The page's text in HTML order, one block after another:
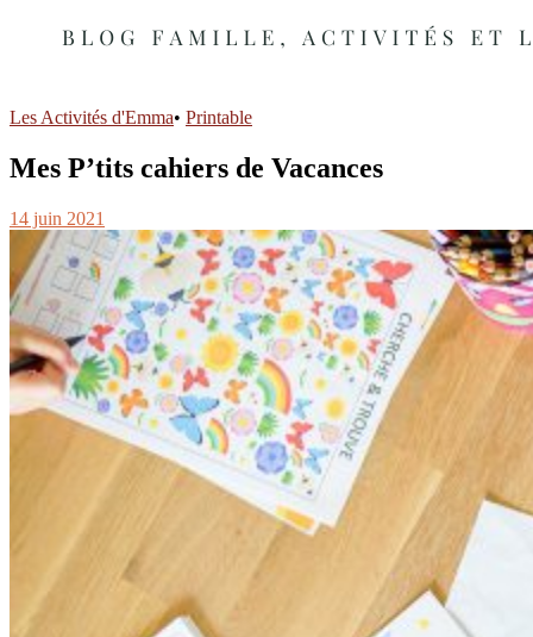
Les Activités d'Emma• Printable
Mes P’tits cahiers de Vacances
14 juin 2021